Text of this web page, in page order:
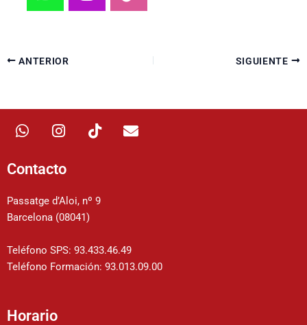
ANTERIOR SIGUIENTE
W
h
t
a
p
I
n
t
g
r
a
m
T
i
k
E
n
Contacto
Passatge d’Aloi, nº 9
Barcelona (08041)
Teléfono SPS: 93.433.46.49
Teléfono Formación: 93.013.09.00
Horario